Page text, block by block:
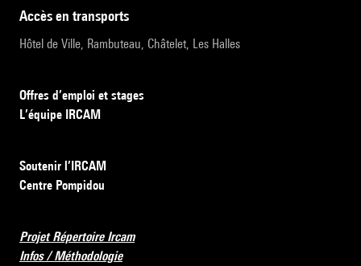
accès en transports
Hôtel de Ville, Rambuteau, Châtelet, Les Halles
Offres d’emploi et stages
L’équipe IRCAM
Soutenir l’IRCAM
Centre Pompidou
Projet Répertoire Ircam
Infos / Méthodologie